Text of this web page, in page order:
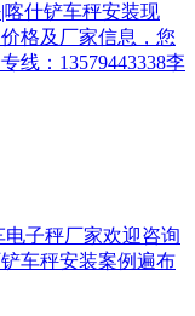
什铲车秤安装现
格及厂家信息，您
线：13579443338李
电子秤厂家欢迎咨询
车秤安装案例遍布